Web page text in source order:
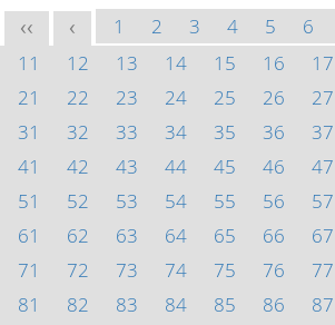
<< < 1 2 3 4 5 6
11
12 13 14 15 16 17
21
22 23 24 25 26 27
31
32 33 34 35 36 37
41
42 43 44 45 46 47
51
52 53 54 55 56 57
61
62 63 64 65 66 67
71
72 73 74 75 76 77
81
82 83 84 85 86 87